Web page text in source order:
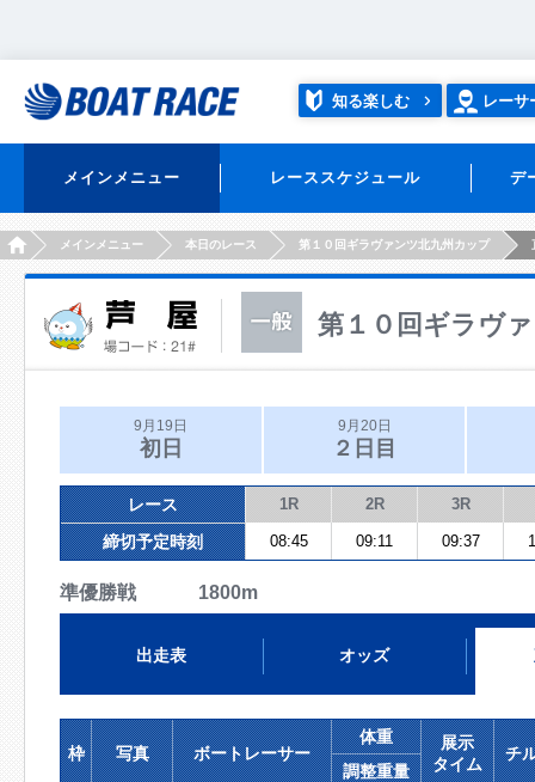
知る楽しむ レーサ
メインメニュー レーススケジュール デ
HOMEメインメニュー 本日のレース 第１０回ギラヴァンツ北九州カップ
第１０回ギラヴ
9月19日
初日
9月20日
２日目
レース 1R 2R 3R
締切予定時刻 08:45 09:11 09:37
準優勝戦 1800m
出走表 オッズ
枠 写真 ボートレーサー
体重
展示
タイム
チ
調整重量